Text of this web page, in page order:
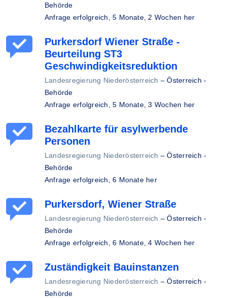
Behörde
Anfrage erfolgreich,5 Monate, 2 Wochen her
Purkersdorf Wiener Straße -
Beurteilung ST3
Geschwindigkeitsreduktion
Landesregierung Niederösterreich –Österreich -
Behörde
Anfrage erfolgreich,5 Monate, 3 Wochen her
Bezahlkarte für asylwerbende
Personen
Landesregierung Niederösterreich –Österreich -
Behörde
Anfrage erfolgreich,6 Monate her
Purkersdorf, Wiener Straße
Landesregierung Niederösterreich –Österreich -
Behörde
Anfrage erfolgreich,6 Monate, 4 Wochen her
Zuständigkeit Bauinstanzen
Landesregierung Niederösterreich –Österreich -
Behörde